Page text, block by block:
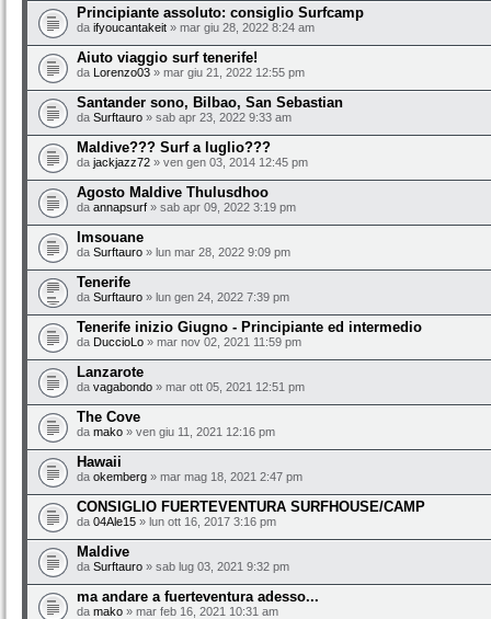
Principiante assoluto: consiglio Surfcamp
da ifyoucantakeit » mar giu 28, 2022 8:24 am
Aiuto viaggio surf tenerife!
da Lorenzo03 » mar giu 21, 2022 12:55 pm
Santander sono, Bilbao, San Sebastian
da Surftauro » sab apr 23, 2022 9:33 am
Maldive??? Surf a luglio???
da jackjazz72 » ven gen 03, 2014 12:45 pm
Agosto Maldive Thulusdhoo
da annapsurf » sab apr 09, 2022 3:19 pm
Imsouane
da Surftauro » lun mar 28, 2022 9:09 pm
Tenerife
da Surftauro » lun gen 24, 2022 7:39 pm
Tenerife inizio Giugno - Principiante ed intermedio
da DuccioLo » mar nov 02, 2021 11:59 pm
Lanzarote
da vagabondo » mar ott 05, 2021 12:51 pm
The Cove
da mako » ven giu 11, 2021 12:16 pm
Hawaii
da okemberg » mar mag 18, 2021 2:47 pm
CONSIGLIO FUERTEVENTURA SURFHOUSE/CAMP
da 04Ale15 » lun ott 16, 2017 3:16 pm
Maldive
da Surftauro » sab lug 03, 2021 9:32 pm
ma andare a fuerteventura adesso...
da mako » mar feb 16, 2021 10:31 am